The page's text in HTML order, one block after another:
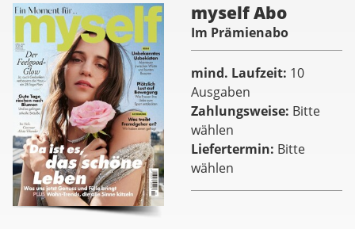
myself Abo
Im Prämienabo
mind. Laufzeit 10
Ausgaben
Zahlungsweise Bitte
wählen
Liefertermin Bitte
wählen